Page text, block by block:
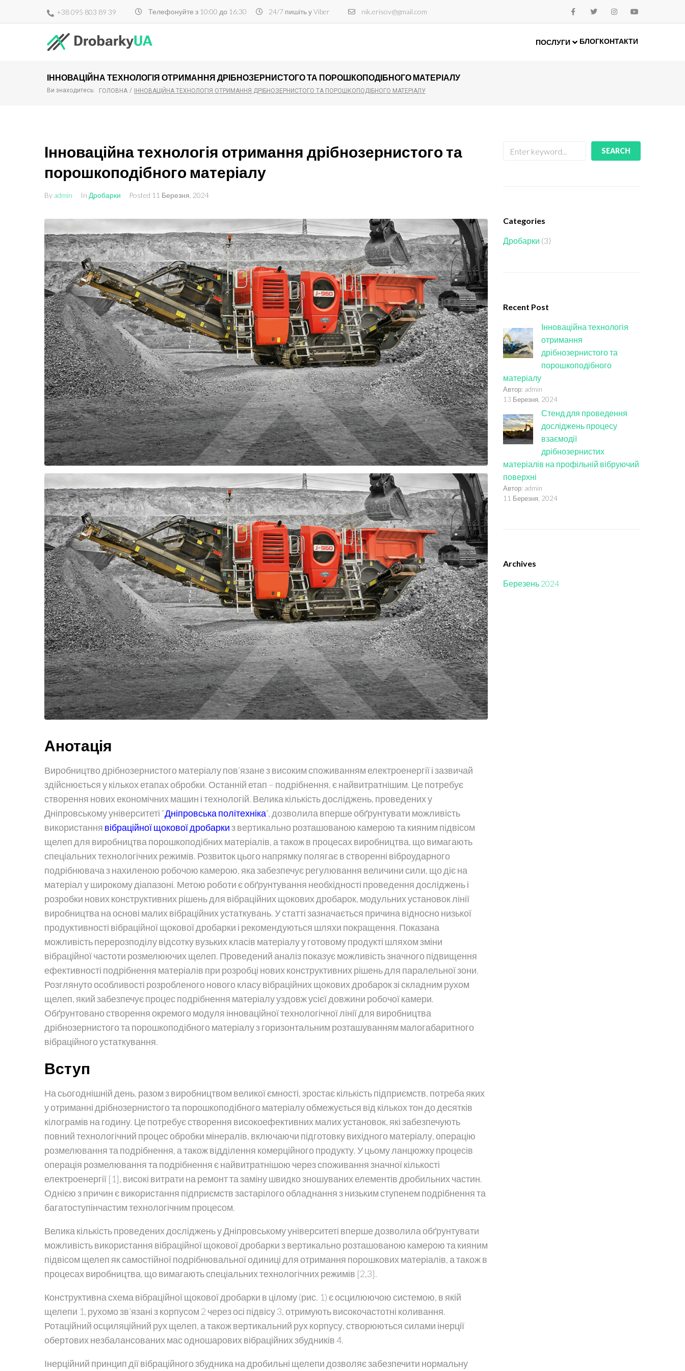
+38 095 803 89 39 Телефонуйте з 10:00 до 16:30 24/7 пишіть у Viber nik.erisov@gmail.com
ПОСЛУГИ БЛОГКОНТАКТИ
ІННОВАЦІЙНА ТЕХНОЛОГІЯ ОТРИМАННЯ ДРІБНОЗЕРНИСТОГО ТА ПОРОШКОПОДІБНОГО МАТЕРІАЛУ
Ви знаходитесь: ГОЛОВНА / ІННОВАЦІЙНА ТЕХНОЛОГІЯ ОТРИМАННЯ ДРІБНОЗЕРНИСТОГО ТА ПОРОШКОПОДІБНОГО МАТЕРІАЛУ
Інноваційна технологія отримання дрібнозернистого та
порошкоподібного матеріалу
By admin In Дробарки Posted 11 Березня, 2024
Анотація
Виробництво дрібнозернистого матеріалу пов’язане з високим споживанням електроенергії і зазвичай
здійснюється у кількох етапах обробки. Останній етап – подрібнення, є найвитратнішим. Це потребує
створення нових економічних машин і технологій. Велика кількість досліджень, проведених у
Дніпровському університеті “Дніпровська політехніка“, дозволила вперше обґрунтувати можливість
використання вібраційної щокової дробаркиз вертикально розташованою камерою та кияним підвісом
щелеп для виробництва порошкоподібних матеріалів, а також в процесах виробництва, що вимагають
спеціальних технологічних режимів. Розвиток цього напрямку полягає в створенні віброударного
подрібнювача з нахиленою робочою камерою, яка забезпечує регулювання величини сили, що діє на
матеріал у широкому діапазоні. Метою роботи є обґрунтування необхідності проведення досліджень і
розробки нових конструктивних рішень для вібраційних щокових дробарок, модульних установок лінії
виробництва на основі малих вібраційних устаткувань. У статті зазначається причина відносно низької
продуктивності вібраційної щокової дробарки і рекомендуються шляхи покращення. Показана
можливість перерозподілу відсотку вузьких класів матеріалу у готовому продукті шляхом зміни
вібраційної частоти розмелюючих щелеп. Проведений аналіз показує можливість значного підвищення
ефективності подрібнення матеріалів при розробці нових конструктивних рішень для паралельної зони.
Розглянуто особливості розробленого нового класу вібраційних щокових дробарок зі складним рухом
щелеп, який забезпечує процес подрібнення матеріалу уздовж усієї довжини робочої камери.
Обґрунтовано створення окремого модуля інноваційної технологічної лінії для виробництва
дрібнозернистого та порошкоподібного матеріалу з горизонтальним розташуванням малогабаритного
вібраційного устаткування.
Вступ
На сьогоднішній день, разом з виробництвом великої ємності, зростає кількість підприємств, потреба яких
у отриманні дрібнозернистого та порошкоподібного матеріалу обмежується від кількох тон до десятків
кілограмів на годину. Це потребує створення високоефективних малих установок, які забезпечують
повний технологічний процес обробки мінералів, включаючи підготовку вихідного матеріалу, операцію
розмелювання та подрібнення, а також відділення комерційного продукту. У цьому ланцюжку процесів
операція розмелювання та подрібнення є найвитратнішою через споживання значної кількості
електроенергії [1], високі витрати на ремонт та заміну швидко зношуваних елементів дробильних частин.
Однією з причин є використання підприємств застарілого обладнання з низьким ступенем подрібнення та
багатоступінчастим технологічним процесом.
Велика кількість проведених досліджень у Дніпровському університеті вперше дозволила обґрунтувати
можливість використання вібраційної щокової дробарки з вертикально розташованою камерою та кияним
підвісом щелеп як самостійної подрібнювальної одиниці для отримання порошкових матеріалів, а також в
процесах виробництва, що вимагають спеціальних технологічних режимів [2,3].
Конструктивна схема вібраційної щокової дробарки в цілому (рис. 1) є осцилюючою системою, в якій
щелепи 1, рухомо зв’язані з корпусом 2 через осі підвісу 3, отримують високочастотні коливання.
Ротаційний осциляційний рух щелеп, а також вертикальний рух корпусу, створюються силами інерції
обертових незбалансованих мас одношарових вібраційних збудників 4.
Інерційний принцип дії вібраційного збудника на дробильні щелепи дозволяє забезпечити нормальну
SEARCH
Categories
Дробарки (3)
Recent Post
Інноваційна технологія
отримання
дрібнозернистого та
порошкоподібного
матеріалу
Автор: admin
13 Березня, 2024
Стенд для проведення
досліджень процесу
взаємодії
дрібнозернистих
матеріалів на профільній вібруючий
поверхні
Автор: admin
11 Березня, 2024
Archives
Березень 2024